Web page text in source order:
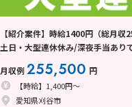
【紹介案件】時給1400円（総月
土日・大型連休休み/深夜手当あり
月収例255,500 円
【時給】1,400円～
愛知県刈谷市